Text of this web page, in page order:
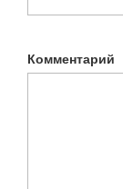
Комментарий